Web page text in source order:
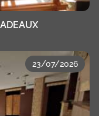
23/07/2026